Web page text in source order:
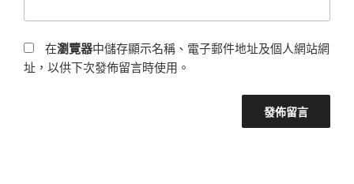
在瀏覽器中儲存顯示名稱、電子郵件地址及個人網站網
址，以供下次發佈留言時使用。